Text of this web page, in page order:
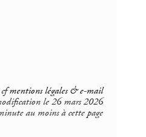
cfmentions légales & e-mail
le 26 mars 2026
au moins à cette page